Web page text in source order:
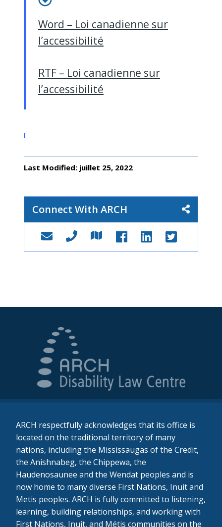
Word – Loi canadienne sur
l’accessibilité
RTF – Loi canadienne sur
l’accessibilité
Last Modified: juillet 25, 2022
Connect With ARCH
ARCH respectfully acknowledges that its office is
located on the traditional territory of many
nations, including the Mississaugas of the Credit,
the Anishnabeg, the Chippewa, the
Haudenosaunee and the Wendat peoples and is
now home to many diverse First Nations, Inuit and
Metis peoples. ARCH is fully committed to listening,
learning, building relationships, and working with
First Nations, Inuit, and Métis communities on the